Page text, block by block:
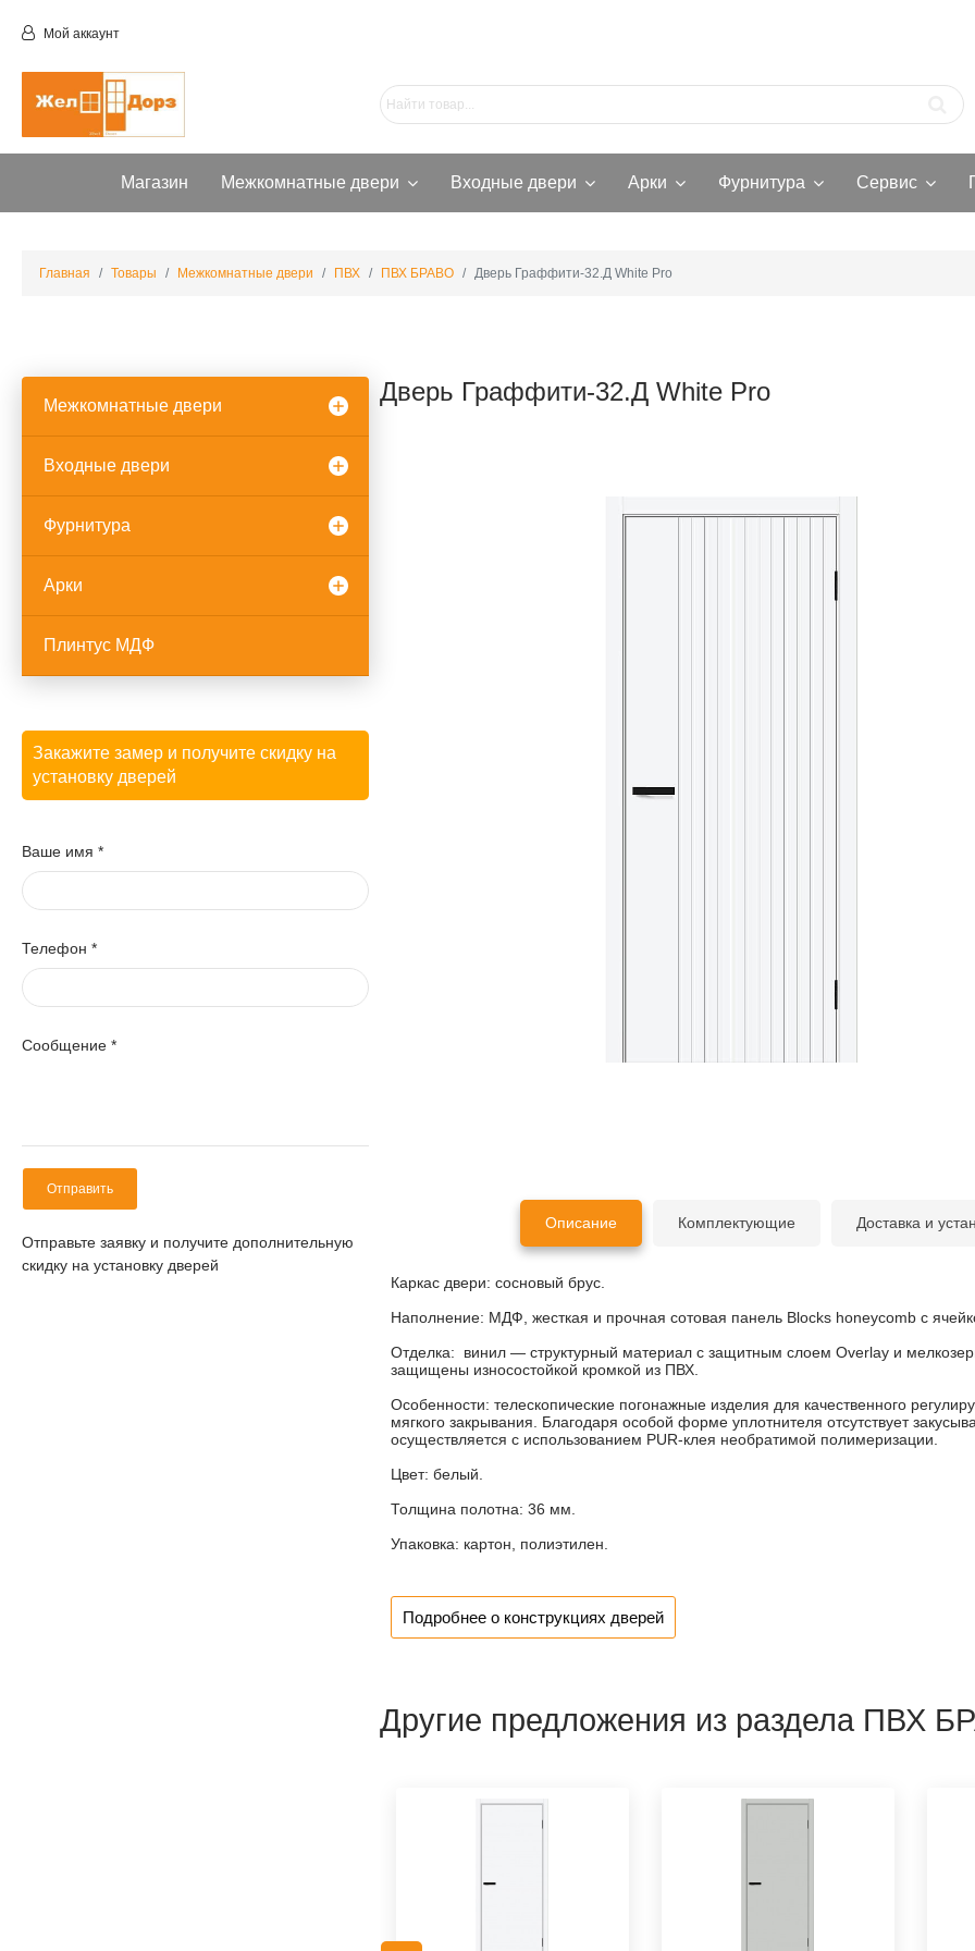
Мой аккаунт
Магазин Межкомнатные двери Входные двери Арки Фурнитура Сервис
Главная Товары Межкомнатные двери ПВХ ПВХ БРАВО Дверь Граффити-32.Д White Pro
Межкомнатные двери
Входные двери
Фурнитура
Арки
Плинтус МДФ
Закажите замер и получите скидку на
установку дверей
Ваше имя *
Телефон *
Сообщение *
Отправить
Отправьте заявку и получите дополнительную
скидку на установку дверей
Дверь Граффити-32.Д White Pro
Описание Комплектующие Доставка и
Каркас двери: сосновый брус.
Наполнение: МДФ, жесткая и прочная сотовая панель Blocks honeycomb с
Отделка: винил — структурный материал с защитным слоем Overlay и
защищены износостойкой кромкой из ПВХ.
Особенности: телескопические погонажные изделия для качественного
мягкого закрывания. Благодаря особой форме уплотнителя отсутствует
осуществляется с использованием PUR-клея необратимой полимеризации.
Цвет: белый.
Толщина полотна: 36 мм.
Упаковка: картон, полиэтилен.
Подробнее о конструкциях дверей
Другие предложения из раздела ПВХ